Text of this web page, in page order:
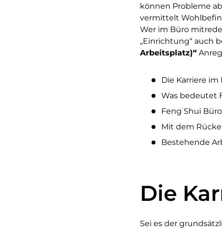
können Probleme
vermittelt
Wer im Büro
„Einrichtung“ auch
Arbeitsplatz)“
Die Karriere im
Was bedeutet
Feng Shui
Mit dem
Bestehende
Die
Sei es der